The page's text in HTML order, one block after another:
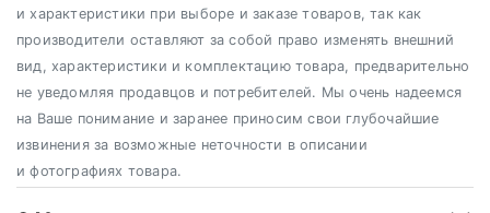
и характеристики при выборе и заказе товаров, так как
производители оставляют за собой право изменять внешний
вид, характеристики и комплектацию товара, предварительно
не уведомляя продавцов и потребителей. Мы очень надеемся
на Ваше понимание и заранее приносим свои глубочайшие
извинения за возможные неточности в описании
и фотографиях товара.